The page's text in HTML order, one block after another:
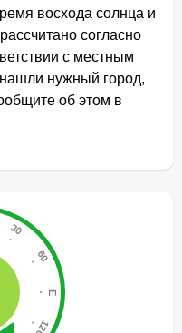
восхода солнца и
согласно
с местным
нужный город,
об этом в